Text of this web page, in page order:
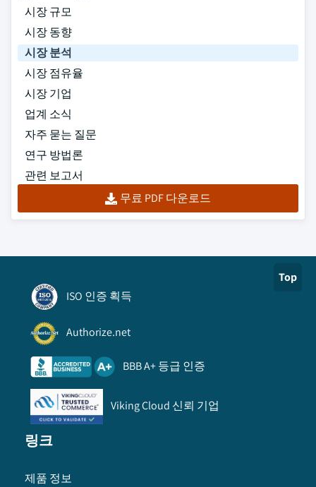
시장 규모
시장 동향
시장 분석
시장 점유율
시장 기업
업계 소식
자주 묻는 질문
연구 방법론
관련 보고서
무료 PDF 다운로드
Top
ISO 인증 획득
Authorize.net
BBB A+ 등급 인증
Viking Cloud 신뢰 기업
링크
제품 정보